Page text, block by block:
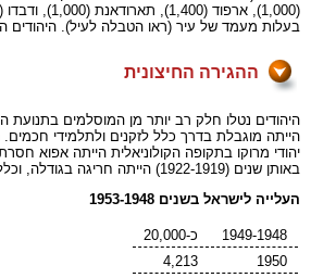
בעלות מעמד של עיר (ראו הטבלה לעיל). היהודים הכפריים מנו בשנת 1951 רק 9.7 אחוזים מכלל היהודים, ובכרך החדש,
ההגירה החיצונית
היהודים נטלו חלק רב יותר מן המוסלמים בתנועת
הייתה מוגבלת בדרך כלל לזקנים ולתלמידי
יהודי מרוקו בתקופה הקולוניאלית הייתה אפוא
באותן שנים (1922-1919) הייתה חריגה בגודלה, וכללה כנראה קרוב לאלף נפש, ואולם היא נכשלה, ועד אחרי מלחמת העולם השנייה לא התחדשה.
העלייה לישראל בשנים 1953-1948
1949-1948
כ-20,000
1950
4,213